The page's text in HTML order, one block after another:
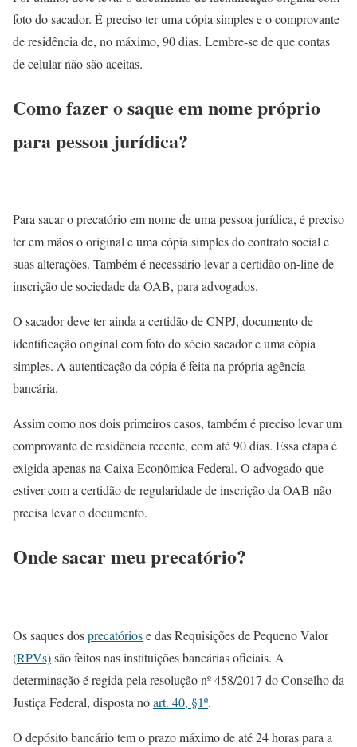
foto do sacador. É preciso ter uma cópia simples e o comprovante
de residência de, no máximo, 90 dias. Lembre-se de que contas
de celular não são aceitas.
Como fazer o saque em nome próprio
para pessoa jurídica?
Para sacar o precatório em nome de uma pessoa jurídica, é preciso
ter em mãos o original e uma cópia simples do contrato social e
suas alterações. Também é necessário levar a certidão on-line de
inscrição de sociedade da OAB, para advogados.
O sacador deve ter ainda a certidão de CNPJ, documento de
identificação original com foto do sócio sacador e uma cópia
simples. A autenticação da cópia é feita na própria agência
bancária.
Assim como nos dois primeiros casos, também é preciso levar um
comprovante de residência recente, com até 90 dias. Essa etapa é
exigida apenas na Caixa Econômica Federal. O advogado que
estiver com a certidão de regularidade de inscrição da OAB não
precisa levar o documento.
Onde sacar meu precatório?
Os saques dosprecatóriose das Requisições de Pequeno Valor
(RPVs)são feitos nas instituições bancárias oficiais. A
determinação é regida pela resolução nº 458/2017 do Conselho da
Justiça Federal, disposta noart. 40, §1º.
O depósito bancário tem o prazo máximo de até 24 horas para a